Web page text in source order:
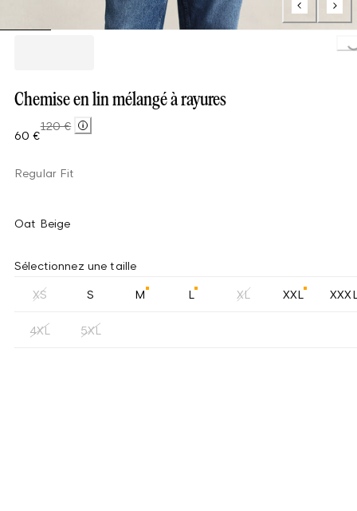
Loading...
Chemise en lin mélangé à rayures
60 €
120 €
Regular Fit
Oat Beige
Sélectionnez une taille
XS S M L XL XXL
4XL 5XL